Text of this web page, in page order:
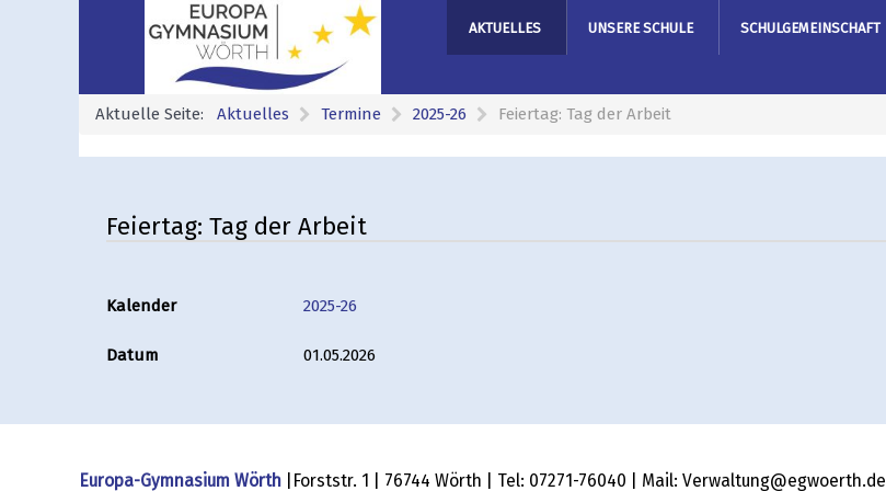
AKTUELLES UNSERE SCHULE SCHULGEMEINSCHAFT
Aktuelle Seite: Aktuelles Termine 2025-26 Feiertag: Tag der Arbeit
Feiertag: Tag der Arbeit
Kalender 2025-26
Datum 01.05.2026
Europa-Gymnasium Wörth |Forststr. 1 | 76744 Wörth | Tel: 07271-76040 | Mail: Verwaltung@egwoerth.de